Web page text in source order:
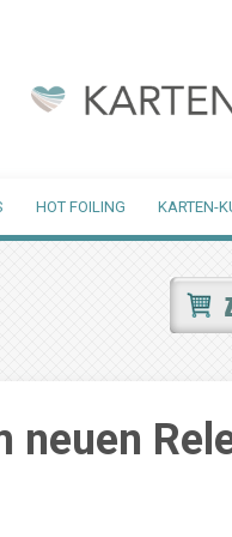
HOT FOILING KARTEN-
neuen